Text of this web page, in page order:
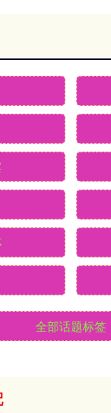
全部话题标签